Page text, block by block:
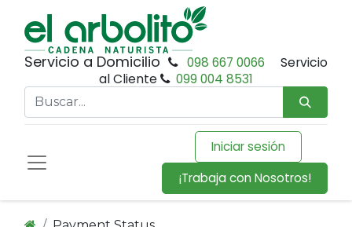
Servicio a Domicilio 098 667 0066
Servicio
al Cliente
099 004 8531
Iniciar sesión
¡Trabaja con Nosotros!